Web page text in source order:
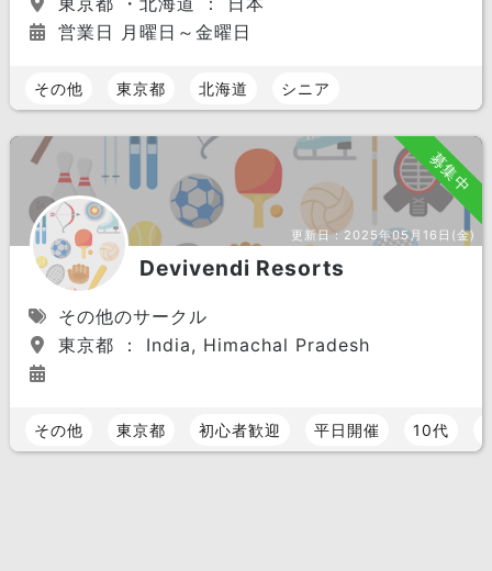
営業日 月曜日～金曜日
その他 東京都 北海道 シニア
募集中
更新日： 2025年05月16日(金)
Devivendi Resorts
その他のサークル
東京都 ： India, Himachal Pradesh
その他 東京都 初心者歓迎 平日開催 10代